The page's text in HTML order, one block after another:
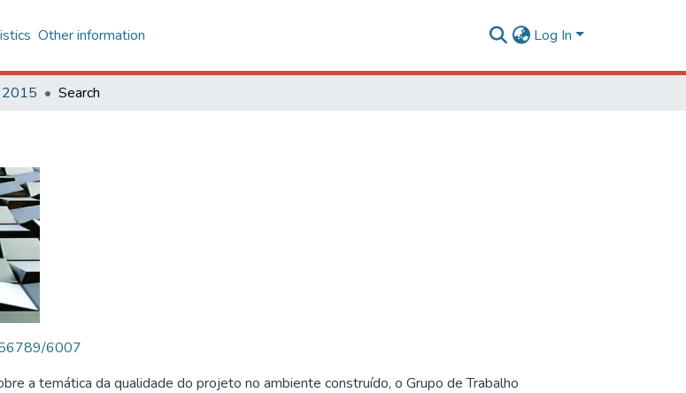
Other information Log In
2015 Search
6007
a temática da qualidade do projeto no ambiente construído, o Grupo de Trabalho